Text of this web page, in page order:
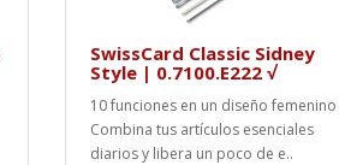
SwissCard Classic Sidney
Style | 0.7100.E222 √
10 funciones en un diseño femenino
Combina tus artículos esenciales
diarios y libera un poco de e..